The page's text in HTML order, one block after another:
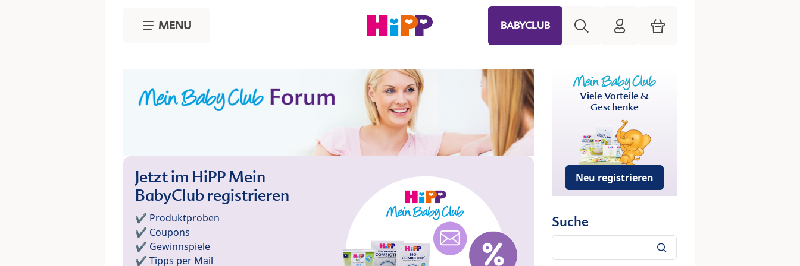
MENU BABYCLUB HiPP Mein Babyclub
Warenkorb
Jetzt im HiPP Mein
BabyClub registrieren
✔️ Produktproben
✔️ Coupons
✔️ Gewinnspiele
✔️ Tipps per Mail
Viele Vorteile &
Geschenke
Neu registrieren
Suche